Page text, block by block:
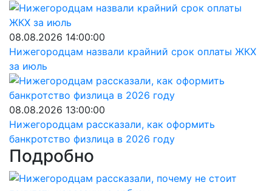
08.08.2026 14:00:00
Нижегородцам назвали крайний срок оплаты ЖКХ
за июль
08.08.2026 13:00:00
Нижегородцам рассказали, как оформить
банкротство физлица в 2026 году
Подробно